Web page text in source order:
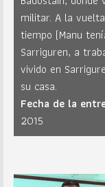
militar. A la
tiempo (Manu
Sarriguren, a
vivido en
su casa.
Fecha de la
2015